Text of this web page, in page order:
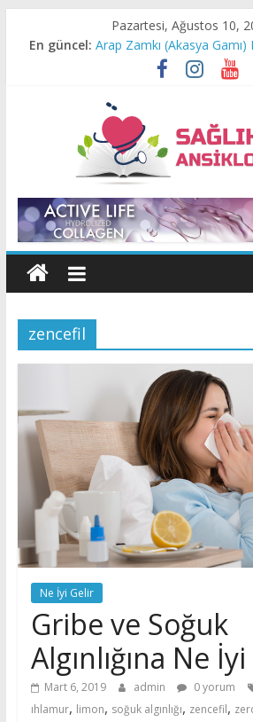
Pazartesi, Ağustos 10,
En güncel: Arap Zamkı (Akasya
Biotin Nedir?
At kuyruğu otu nedir?
Melisa Otu
Okaliptus Yağı Nedir? Ne
Sağlık
Sağlıklı
Bitkiler
zencefil
Ne İyi Gelir
Gribe ve Soğuk
Algınlığına Ne
Mart 6, 2019 admin 0 yorum
ıhlamur, limon, soğuk algınlığı, zencefil,